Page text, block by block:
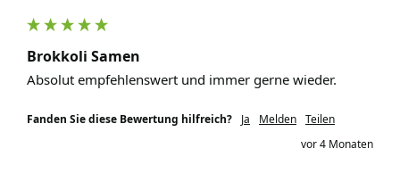
Brokkoli Samen
Absolut empfehlenswert und immer gerne wieder.
Fanden Sie diese Bewertung hilfreich? Ja Melden Teilen
vor 4 Monaten